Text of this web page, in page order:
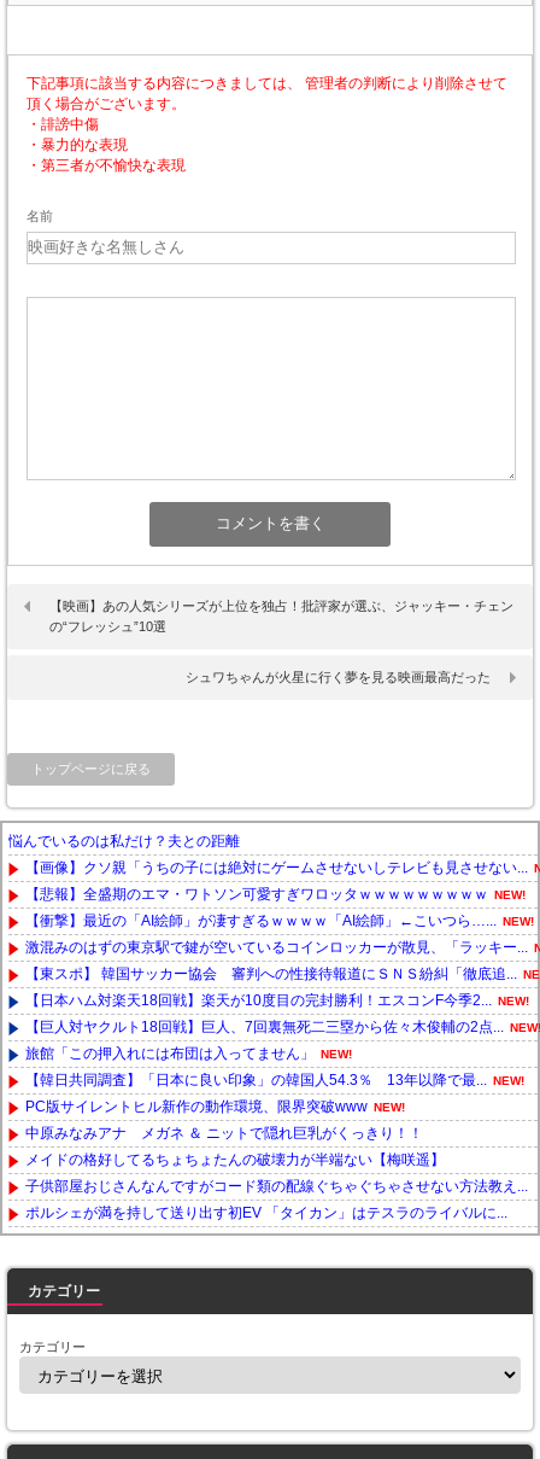
下記事項に該当する内容につきましては、 管理者の判断により削除させて
頂く場合がございます。
・誹謗中傷
・暴力的な表現
・第三者が不愉快な表現
名前
【映画】あの人気シリーズが上位を独占！批評家が選ぶ、ジャッキー・チェン
の“フレッシュ”10選
シュワちゃんが火星に行く夢を見る映画最高だった
トップページに戻る
悩んでいるのは私だけ？夫との距離
【画像】クソ親「うちの子には絶対にゲームさせないしテレビも見させない...
【悲報】全盛期のエマ・ワトソン可愛すぎワロッタｗｗｗｗｗｗｗｗｗ NEW!
【衝撃】最近の「AI絵師」が凄すぎるｗｗｗｗ「AI絵師」←こいつら…... NEW!
激混みのはずの東京駅で鍵が空いているコインロッカーが散見、「ラッキー...
【東スポ】 韓国サッカー協会 審判への性接待報道にＳＮＳ紛糾「徹底追...
【日本ハム対楽天18回戦】楽天が10度目の完封勝利！エスコンF今季2... NEW!
【巨人対ヤクルト18回戦】巨人、7回裏無死二三塁から佐々木俊輔の2点... NEW!
旅館「この押入れには布団は入ってません」 NEW!
【韓日共同調査】「日本に良い印象」の韓国人54.3％ 13年以降で最... NEW!
PC版サイレントヒル新作の動作環境、限界突破www NEW!
中原みなみアナ メガネ ＆ ニットで隠れ巨乳がくっきり！！
メイドの格好してるちょちょたんの破壊力が半端ない【梅咲遥】
子供部屋おじさんなんですがコード類の配線ぐちゃぐちゃさせない方法教え...
ポルシェが満を持して送り出す初EV 「タイカン」はテスラのライバルに...
カテゴリー
カテゴリー